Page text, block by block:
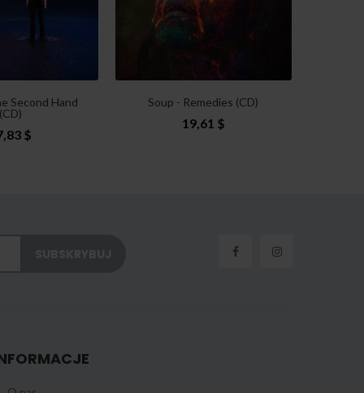
Second Hand
(CD)
$
Soup - Remedies (CD)
19,61 $